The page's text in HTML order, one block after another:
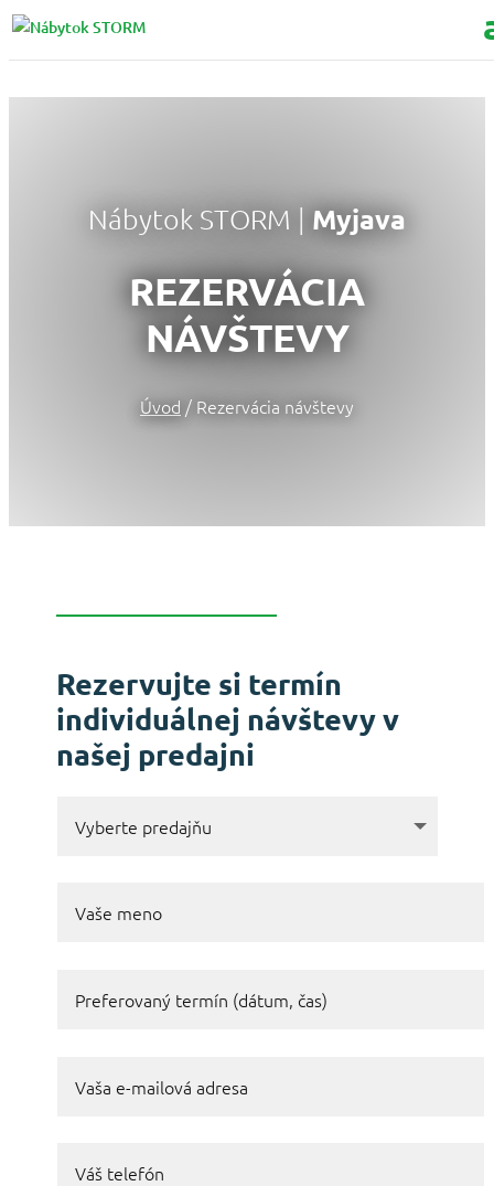
Nábytok STORM | Myjava
REZERVÁCIA
NÁVŠTEVY
Úvod / Rezervácia návštevy
Rezervujte si termín
individuálnej návštevy v
našej predajni